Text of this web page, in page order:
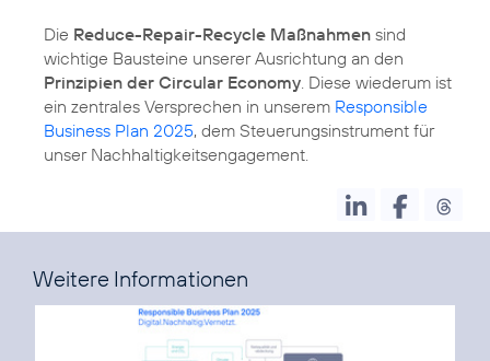
Die Reduce-Repair-Recycle Maßnahmen sind
wichtige Bausteine unserer Ausrichtung an den
Prinzipien der Circular Economy . Diese wiederum ist
ein zentrales Versprechen in unserem Responsible
Business Plan 2025, dem Steuerungsinstrument für
unser Nachhaltigkeitsengagement.
Weitere Informationen